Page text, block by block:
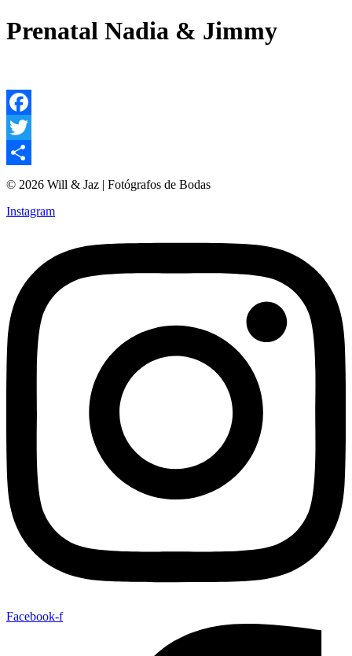
Prenatal Nadia & Jimmy
Facebook
Twitter
Compartir
© 2026 Will & Jaz | Fotógrafos de Bodas
Instagram
Facebook-f